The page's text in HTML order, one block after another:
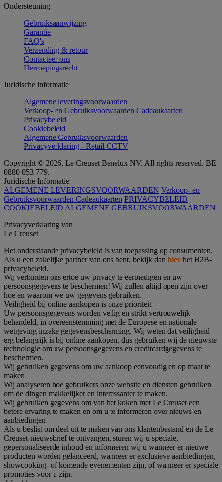
Ondersteuning
Gebruiksaanwijzing
Garantie
FAQ's
Verzending & retour
Contacteer ons
Herroepingsrecht
Juridische informatie
Algemene leveringsvoorwaarden
Verkoop- en Gebruiksvoorwaarden Cadeaukaarten
Privacybeleid
Cookiebeleid
Algemene Gebruiksvoorwaarden
Privacyverklaring - Retail-CCTV
Copyright © 2026, Le Creuset Benelux NV. All rights reserved. BE
0880 053 779.
Juridische Informatie
ALGEMENE LEVERINGSVOORWAARDEN Verkoop- en
Gebruiksvoorwaarden Cadeaukaarten PRIVACYBELEID
COOKIEBELEID ALGEMENE GEBRUIKSVOORWAARDEN
Privacyverklaring van
Le Creuset
Het onderstaande privacybeleid is van toepassing op consumenten.
Als u een zakelijke partner van ons bent, bekijk dan hier het B2B-
privacybeleid.
Wij verbinden ons ertoe uw privacy te eerbiedigen en uw
persoonsgegevens te beschermen! Wij zullen altijd open zijn over
hoe en waarom we uw gegevens gebruiken.
Veiligheid bij online aankopen is onze prioriteit
Uw persoonsgegevens worden veilig en strikt vertrouwelijk
behandeld, in overeenstemming met de Europese en nationale
wetgeving inzake gegevensbescherming. Wij weten dat veiligheid
erg belangrijk is bij online aankopen, dus gebruiken wij de nieuwste
technologie om uw persoonsgegevens en creditcardgegevens te
beschermen.
Wij gebruiken gegevens om uw aankoop eenvoudig en op maat te
maken
Wij analyseren hoe gebruikers onze website en diensten gebruiken
om de dingen makkelijker en interessanter te maken.
Wij gebruiken gegevens om van het koken met Le Creuset een
betere ervaring te maken en om u te informeren over nieuws en
aanbiedingen
Als u beslist om deel uit te maken van ons klantenbestand en de Le
Creuset-nieuwsbrief te ontvangen, sturen wij u speciale,
gepersonaliseerde inhoud en informeren wij u wanneer er nieuwe
producten worden gelanceerd, wanneer er exclusieve aanbiedingen,
showcooking- of komende evenementen zijn, of wanneer er speciale
promoties voor u zijn.